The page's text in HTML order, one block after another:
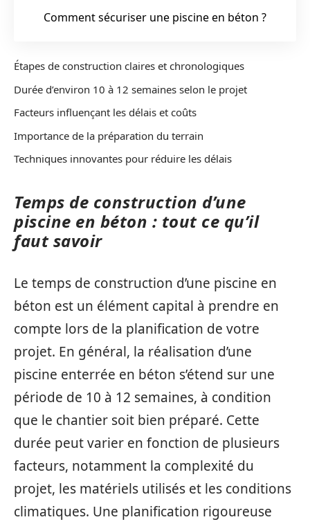
Comment sécuriser une piscine en béton ?
Étapes de construction claires et chronologiques
Durée d’environ 10 à 12 semaines selon le projet
Facteurs influençant les délais et coûts
Importance de la préparation du terrain
Techniques innovantes pour réduire les délais
Temps de construction d’une
piscine en béton : tout ce qu’il
faut savoir
Le temps de construction d’une piscine en
béton est un élément capital à prendre en
compte lors de la planification de votre
projet. En général, la réalisation d’une
piscine enterrée en béton s’étend sur une
période de 10 à 12 semaines, à condition
que le chantier soit bien préparé. Cette
durée peut varier en fonction de plusieurs
facteurs, notamment la complexité du
projet, les matériels utilisés et les conditions
climatiques. Une planification rigoureuse